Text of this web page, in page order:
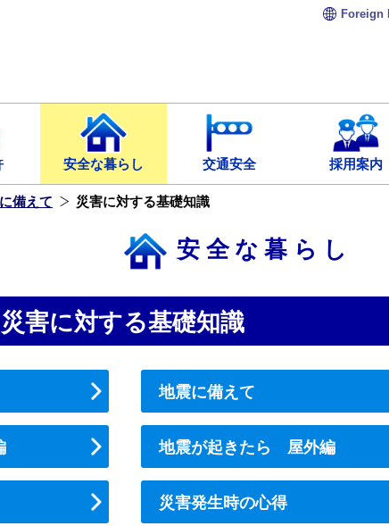
Foreign
安全な暮らし 交通安全 採用案内
備えて 災害に対する基礎知識
安全な暮らし
災害に対する基礎知識
地震に備えて
地震が起きたら 屋外編
災害発生時の心得